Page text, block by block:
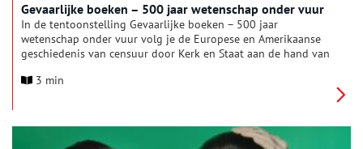
Gevaarlijke boeken – 500 jaar wetenschap onder vuur
In de tentoonstelling Gevaarlijke boeken – 500 jaar
wetenschap onder vuur volg je de Europese en Amerikaanse
geschiedenis van censuur door Kerk en Staat aan de hand van
dat kan bedreigend zijn – voor sommige machthebbers nog
3 min